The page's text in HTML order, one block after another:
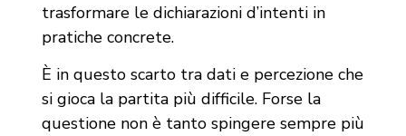
trasformare le dichiarazioni d’intenti in
pratiche concrete.
È in questo scarto tra dati e percezione che
si gioca la partita più difficile. Forse la
questione non è tanto spingere sempre più